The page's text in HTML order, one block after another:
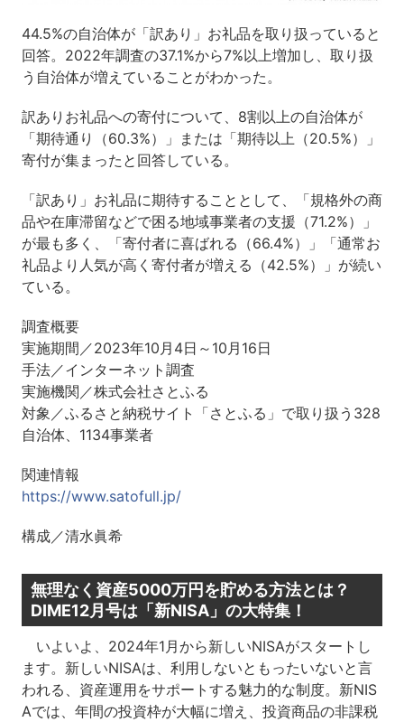
44.5%の自治体が「訳あり」お礼品を取り扱っていると
回答。2022年調査の37.1%から7%以上増加し、取り扱
う自治体が増えていることがわかった。
訳ありお礼品への寄付について、8割以上の自治体が
「期待通り（60.3%）」または「期待以上（20.5%）」
寄付が集まったと回答している。
「訳あり」お礼品に期待することとして、「規格外の商
品や在庫滞留などで困る地域事業者の支援（71.2%）」
が最も多く、「寄付者に喜ばれる（66.4%）」「通常お
礼品より人気が高く寄付者が増える（42.5%）」が続い
ている。
調査概要
実施期間／2023年10月4日～10月16日
手法／インターネット調査
実施機関／株式会社さとふる
対象／ふるさと納税サイト「さとふる」で取り扱う328
自治体、1134事業者
関連情報
https://www.satofull.jp/
構成／清水眞希
無理なく資産5000万円を貯める方法とは？
DIME12月号は「新NISA」の大特集！
いよいよ、2024年1月から新しいNISAがスタートし
ます。新しいNISAは、利用しないともったいないと言
われる、資産運用をサポートする魅力的な制度。新NIS
Aでは、年間の投資枠が大幅に増え、投資商品の非課税